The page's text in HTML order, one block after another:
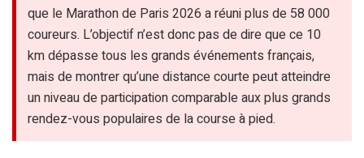
que le Marathon de Paris 2026 a réuni plus de 58 000
coureurs. L’objectif n’est donc pas de dire que ce 10
km dépasse tous les grands événements français,
mais de montrer qu’une distance courte peut atteindre
un niveau de participation comparable aux plus grands
rendez-vous populaires de la course à pied.